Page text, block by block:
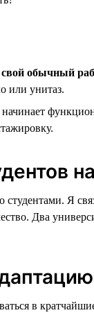
обычный
или унитаз.
начинает
Я
Два
в